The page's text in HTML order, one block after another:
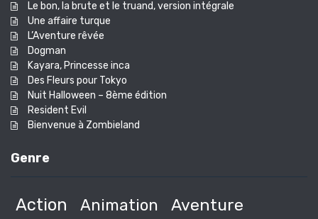
Le bon, la brute et le truand, version intégrale
Une affaire turque
L’Aventure rêvée
Dogman
Kayara, Princesse inca
Des Fleurs pour Tokyo
Nuit Halloween – 8ème édition
Resident Evil
Bienvenue à Zombieland
Genre
Action Animation Aventure